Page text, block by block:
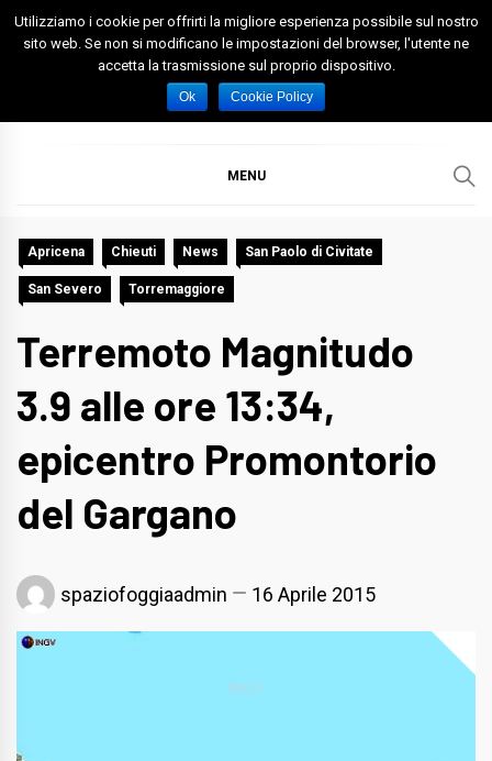
Skip
Spazio Foggia
Foggia News Calcio Eventi e Attività nella Capitanata
MENU
Apricena Chieuti News San Paolo di Civitate
San Severo Torremaggiore
Terremoto Magnitudo
3.9 alle ore 13:34,
epicentro Promontorio
del Gargano
spaziofoggiaadmin 16 Aprile 2015
Utilizziamo i cookie per offrirti la migliore esperienza possibile sul nostro
sito web. Se non si modificano le impostazioni del browser, l'utente ne
accetta la trasmissione sul proprio dispositivo.
Ok Cookie Policy